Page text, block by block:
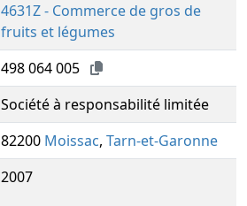
4631Z - Commerce de gros de
fruits et légumes
498 064 005
Société à responsabilité limitée
82200 Moissac, Tarn-et-Garonne
2007